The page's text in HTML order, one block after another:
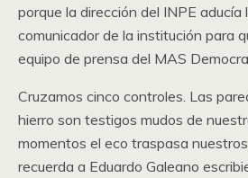
porque la dirección del INPE aducía
comunicador de la institución para
equipo de prensa del MAS
Cruzamos cinco controles. Las
hierro son testigos mudos de
momentos el eco traspasa
recuerda a Eduardo Galeano